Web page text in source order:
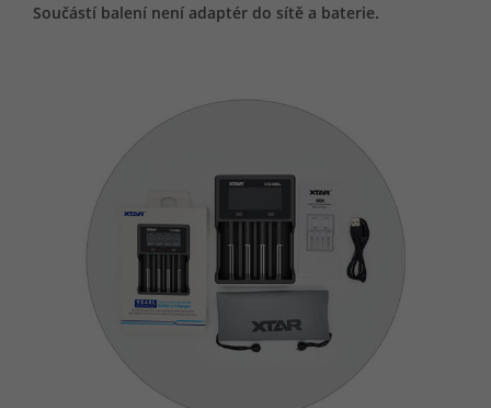
Součástí balení není adaptér do sítě a baterie.